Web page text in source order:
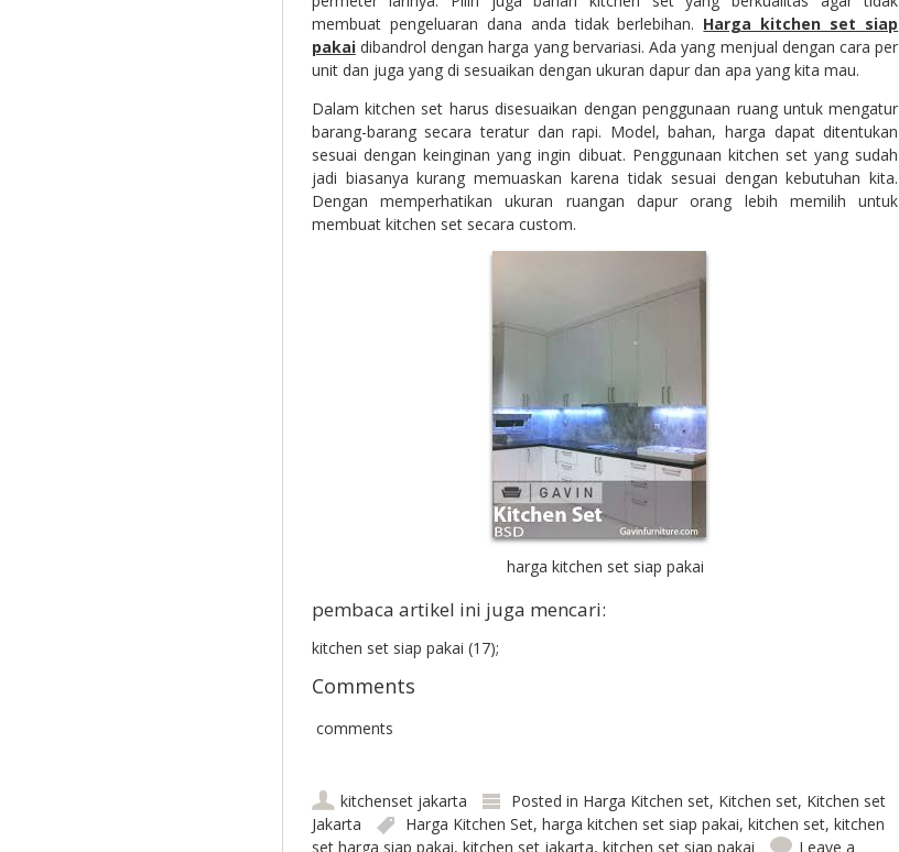
membuat pengeluaran dana anda tidak berlebihan. Harga kitchen set siap
pakaidibandrol dengan harga yang bervariasi. Ada yang menjual dengan cara per
unit dan juga yang di sesuaikan dengan ukuran dapur dan apa yang kita mau.
Dalam kitchen set harus disesuaikan dengan penggunaan ruang untuk mengatur
barang-barang secara teratur dan rapi. Model, bahan, harga dapat ditentukan
sesuai dengan keinginan yang ingin dibuat. Penggunaan kitchen set yang sudah
jadi biasanya kurang memuaskan karena tidak sesuai dengan kebutuhan kita.
Dengan memperhatikan ukuran ruangan dapur orang lebih memilih untuk
membuat kitchen set secara custom.
harga kitchen set siap pakai
pembaca artikel ini juga mencari:
kitchen set siap pakai (17);
Comments
comments
kitchenset jakarta Posted in Harga Kitchen set, Kitchen set, Kitchen set
Jakarta
Harga Kitchen Set, harga kitchen set siap pakai, kitchen set, kitchen
set harga siap pakai, kitchen set jakarta, kitchen set siap pakai Leave a